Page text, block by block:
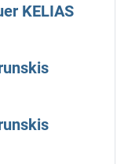
KELIAS